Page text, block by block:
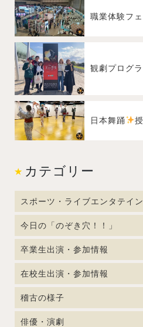
観劇プログ
日本舞踊
カテゴリー
スポーツ・ライブエンタテイ
今日の「のぞき穴！！」
卒業生出演・参加情報
在校生出演・参加情報
稽古の様子
俳優・演劇